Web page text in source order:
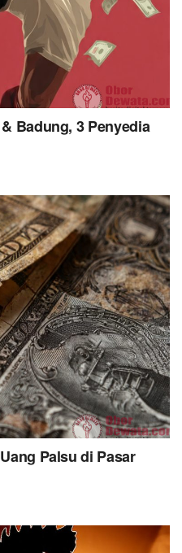
Badung, 3 Penyedia
Palsu di Pasar